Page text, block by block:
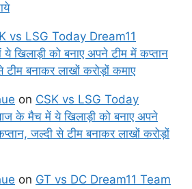
vs LSG Today Dream11
को बनाए अपने टीम में कप्तान
बनाकर लाखों करोड़ों कमाए
on CSK vs LSG Today
के मैच में ये खिलाड़ी को बनाए अपने
जल्दी से टीम बनाकर लाखों करोड़ों
on GT vs DC Dream11 Team